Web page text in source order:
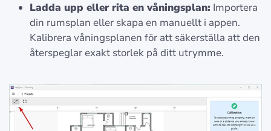
Ladda upp eller rita en våningsplan: Importera
din rumsplan eller skapa en manuellt i appen.
Kalibrera våningsplanen för att säkerställa att den
återspeglar exakt storlek på ditt utrymme.